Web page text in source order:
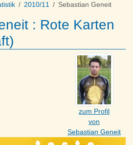
2010/11 Sebastian Geneit
: Rote Karten
zum Profil
von
Sebastian Geneit